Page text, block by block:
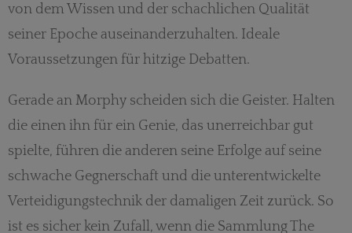
von dem Wissen und der schachlichen Qualität
seiner Epoche auseinanderzuhalten. Ideale
Voraussetzungen für hitzige Debatten.
Gerade an Morphy scheiden sich die Geister. Halten
die einen ihn für ein Genie, das unerreichbar gut
spielte, führen die anderen seine Erfolge auf seine
schwache Gegnerschaft und die unterentwickelte
Verteidigungstechnik der damaligen Zeit zurück. So
ist es sicher kein Zufall, wenn die Sammlung The